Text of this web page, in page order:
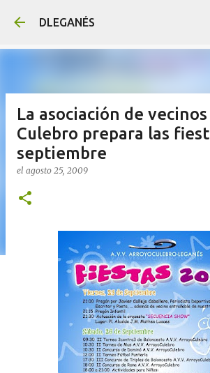
DLEGANÉS
La asociación de
Culebro prepara las
septiembre
el agosto 25, 2009